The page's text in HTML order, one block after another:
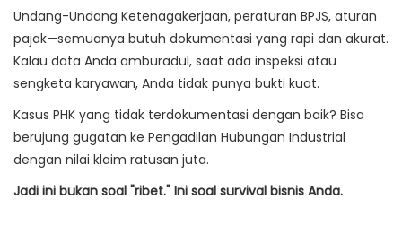
Undang-Undang Ketenagakerjaan, peraturan BPJS, aturan
pajak—semuanya butuh dokumentasi yang rapi dan akurat.
Kalau data Anda amburadul, saat ada inspeksi atau
sengketa karyawan, Anda tidak punya bukti kuat.
Kasus PHK yang tidak terdokumentasi dengan baik? Bisa
berujung gugatan ke Pengadilan Hubungan Industrial
dengan nilai klaim ratusan juta.
Jadi ini bukan soal "ribet." Ini soal survival bisnis Anda.